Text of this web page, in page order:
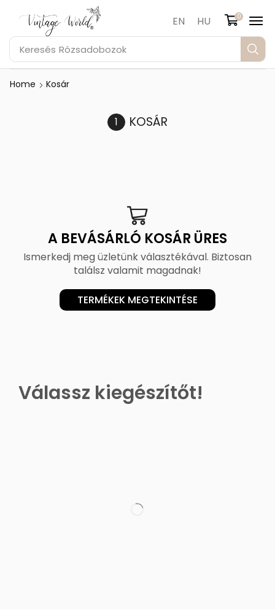
Keresés Rózsadobozok
EN HU 0
Home Kosár
KOSÁR
A BEVÁSÁRLÓ KOSÁR ÜRES
Ismerkedj meg üzletünk választékával. Biztosan
találsz valamit magadnak!
TERMÉKEK MEGTEKINTÉSE
Válassz kiegészítőt!